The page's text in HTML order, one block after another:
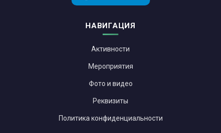
НАВИГАЦИЯ
Активности
Мероприятия
Фото и видео
Реквизиты
Политика конфиденциальности